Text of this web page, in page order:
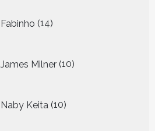
Fabinho 14
producten
James Milner 10
producten
Naby Keita 10
producten